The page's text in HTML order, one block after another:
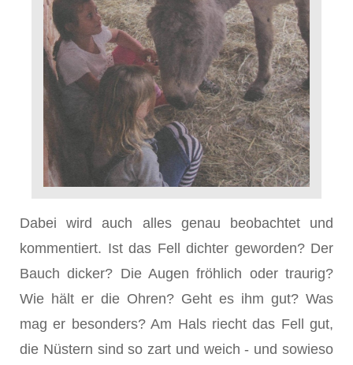
Dabei wird auch alles genau beobachtet und
kommentiert. Ist das Fell dichter geworden? Der
Bauch dicker? Die Augen fröhlich oder traurig?
Wie hält er die Ohren? Geht es ihm gut? Was
mag er besonders? Am Hals riecht das Fell gut,
die Nüstern sind so zart und weich - und sowieso